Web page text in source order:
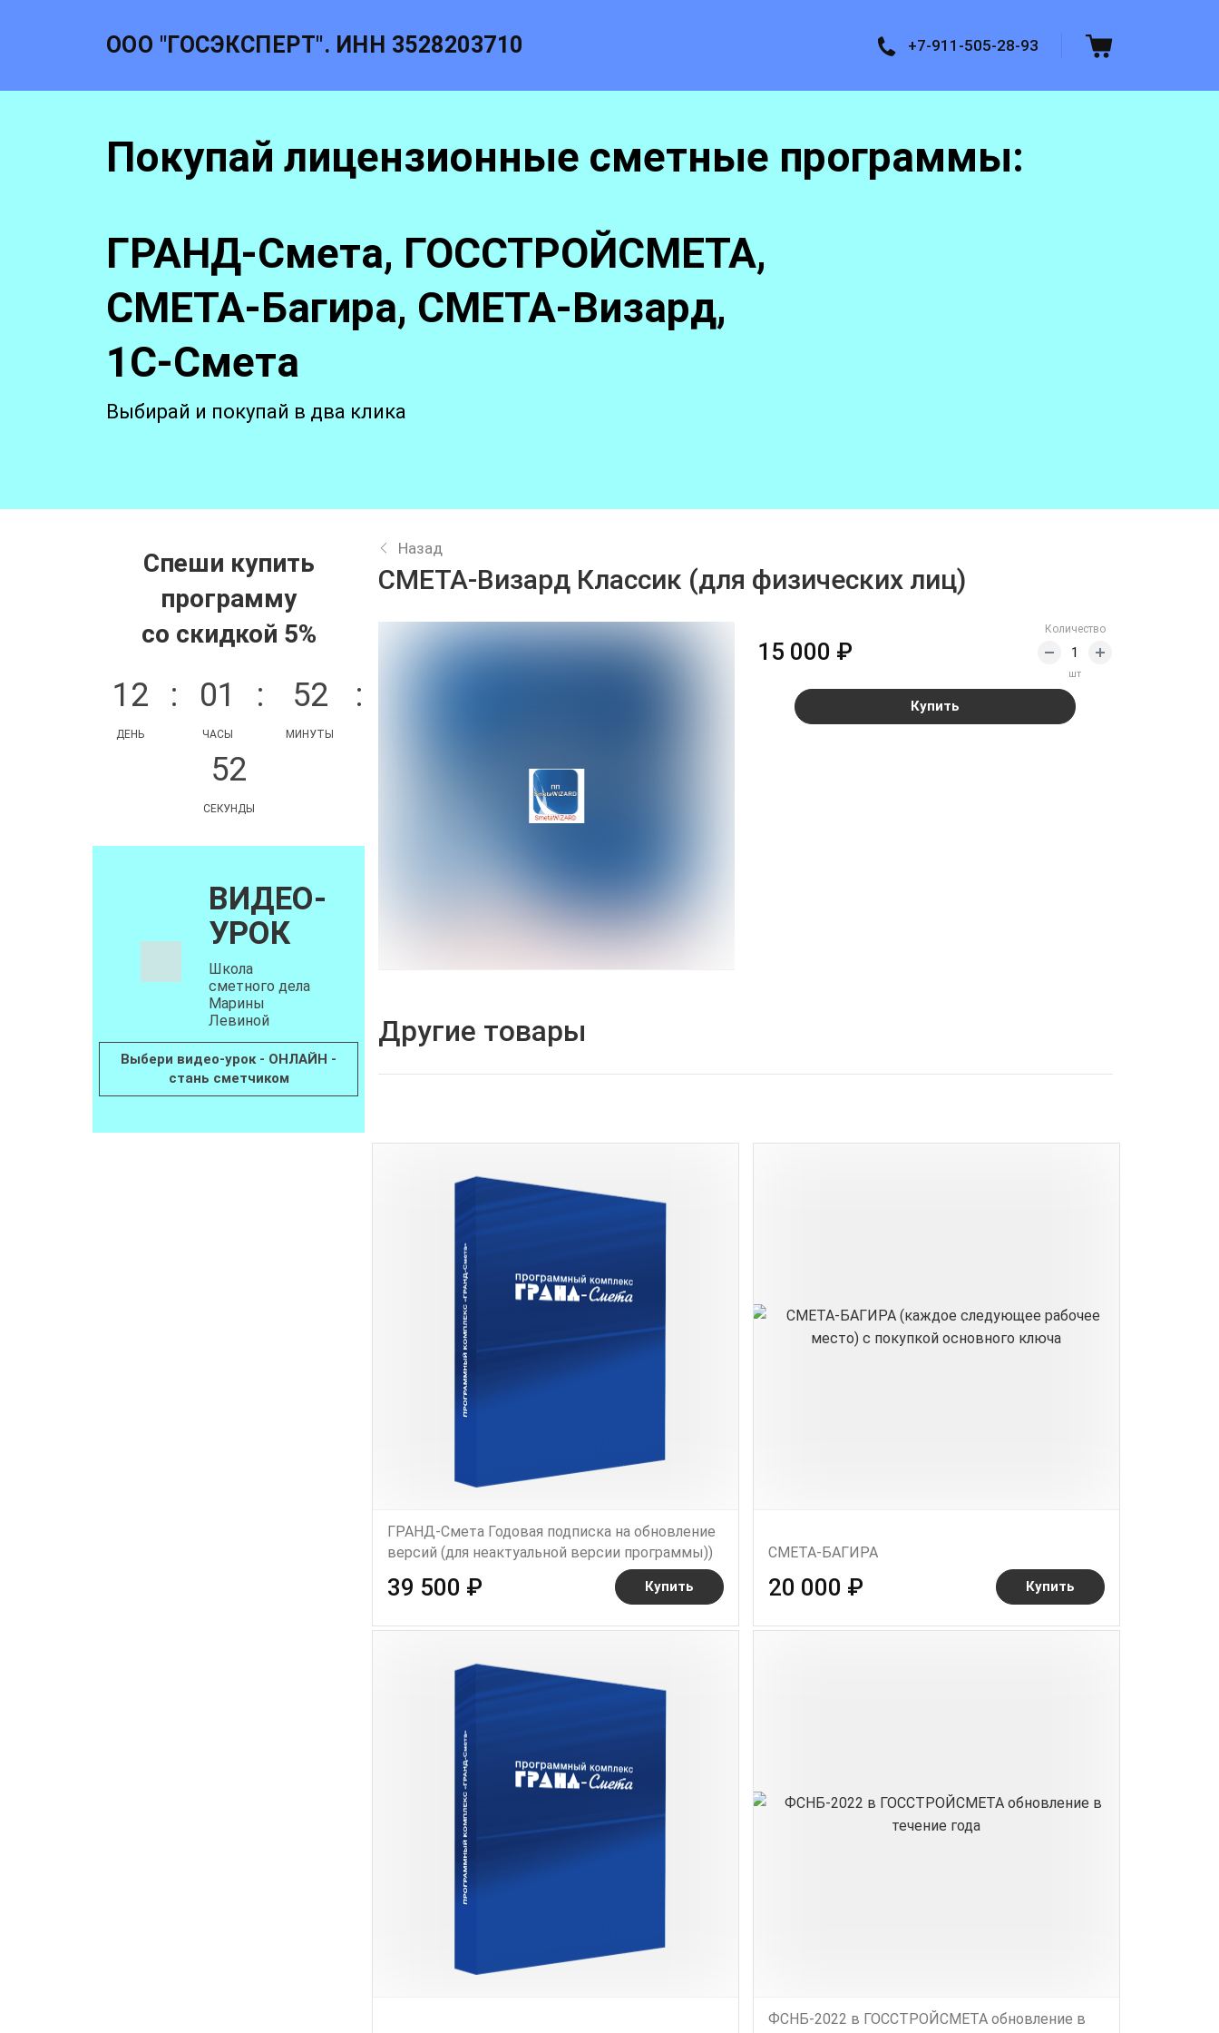
ООО "ГОСЭКСПЕРТ". ИНН 3528203710 +7-911-505-28-93
Покупай лицензионные сметные программы:
ГРАНД-Смета, ГОССТРОЙСМЕТА,
СМЕТА-Багира, СМЕТА-Визард,
1С-Смета
Выбирай и покупай в два клика
Спеши купить
программу
со скидкой 5%
12
ДЕНЬ
: 01
ЧАСЫ
: 52
МИНУТЫ
:
52
СЕКУНДЫ
ВИДЕО-
УРОК
Школа
сметного дела
Марины
Левиной
Выбери видео-урок - ОНЛАЙН -
стань сметчиком
Назад
СМЕТА-Визард Классик (для физических лиц)
15 000 ₽
Количество
шт
Купить
Другие товары
ГРАНД-Смета Годовая подписка на обновление
версий (для неактуальной версии программы))
39 500 ₽ Купить
СМЕТА-БАГИРА
20 000 ₽ Купить
ФСНБ-2022 в ГОССТРОЙСМЕТА обновление в